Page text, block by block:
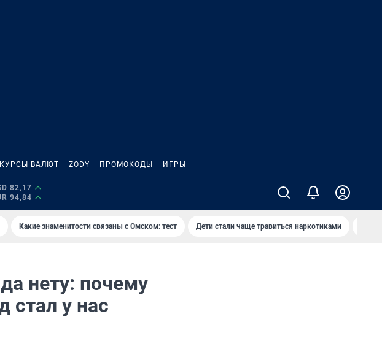
КУРСЫ ВАЛЮТ ZODY ПРОМОКОДЫ ИГРЫ
82,17
94,84
Какие знаменитости связаны с Омском: тест Дети стали чаще травиться наркотиками
нету: почему
стал у нас